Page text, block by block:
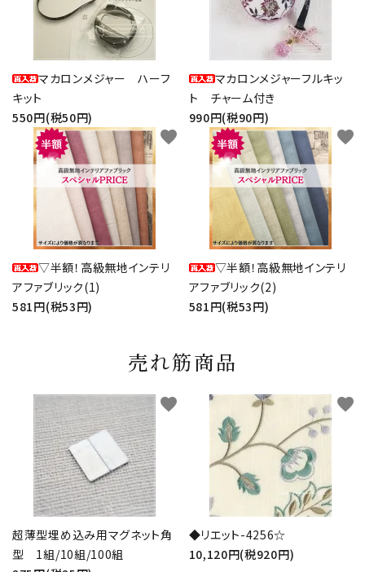
マカロンメジャー ハーフ
キット
550円(税50円)
マカロンメジャーフルキッ
ト チャーム付き
990円(税90円)
▽半額！高級無地インテリ
アファブリック(1)
581円(税53円)
favorite
▽半額！高級無地インテリ
アファブリック(2)
581円(税53円)
favorite
売れ筋商品
超薄型埋め込み用マグネット角
型 1組/10組/100組
favorite
◆リエット-4256☆
10,120円(税920円)
favorite